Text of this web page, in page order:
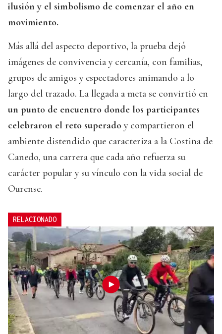
ilusión y el simbolismo de comenzar el año en
movimiento.
Más allá del aspecto deportivo, la prueba dejó
imágenes de convivencia y cercanía, con familias,
grupos de amigos y espectadores animando a lo
largo del trazado. La llegada a meta se convirtió en
un punto de encuentro donde los participantes
celebraron el reto superado y compartieron el
ambiente distendido que caracteriza a la Costiña de
Canedo, una carrera que cada año refuerza su
carácter popular y su vínculo con la vida social de
Ourense.
RELACIONADO